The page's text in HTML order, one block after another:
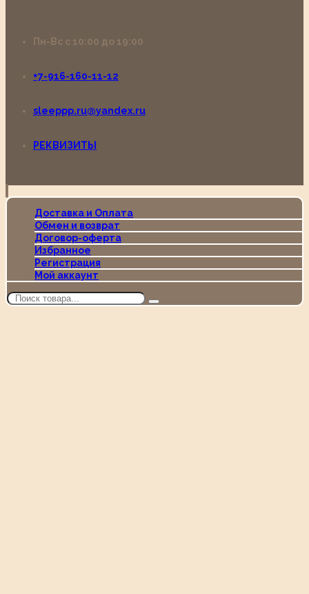
Пн-Вс с 10:00 до 19:00
+7-916-160-11-12
sleeppp.ru@yandex.ru
РЕКВИЗИТЫ
Доставка и Оплата
Обмен и возврат
Договор-оферта
Избранное
Регистрация
Мой аккаунт